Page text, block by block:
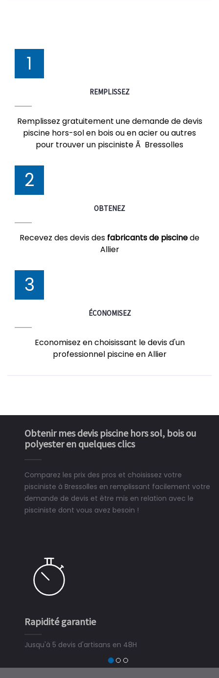
1
REMPLISSEZ
Remplissez gratuitement une demande de devis
piscine hors-sol en bois ou en acier ou autres
pour trouver un pisciniste Ã Bressolles
2
OBTENEZ
Recevez des devis des fabricants de piscinede
Allier
3
ÉCONOMISEZ
Economisez en choisissant le devis d'un
professionnel piscine en Allier
Obtenir mes devis piscine hors sol, bois ou
polyester en quelques clics
Comparez les prix des pros et choisissez votre
pisciniste à Bressolles en remplissant facilement votre
demande de devis et être mis en relation avec le
pisciniste dont vous avez besoin !
Rapidité garantie
Jusqu'à 5 devis d'artisans en 48H